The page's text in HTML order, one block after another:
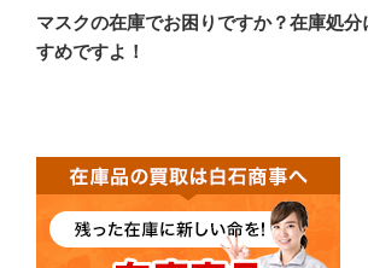
ー
シ
の
投
マスクの在庫でお困りですか？在庫処
すめですよ！